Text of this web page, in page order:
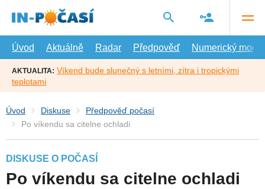
hlavní
Úvod
Aktuálně Radar Předpověď Numerický model
AKTUALITA: Víkend bude slunečný s letními, zítra i tropickými
teplotami
Úvod Diskuse
Předpověď počasí
Po víkendu sa citelne ochladi
DISKUSE O POČASÍ
Po víkendu sa citelne ochladi